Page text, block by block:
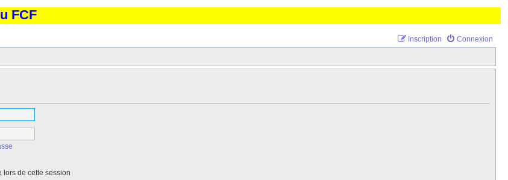
FCF
Connexion
Inscription
lors de cette session